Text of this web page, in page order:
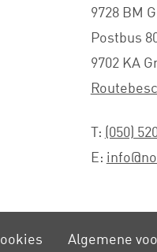
9728 BM
Postbus
9702 KA
T: (050)
E:
Algemene